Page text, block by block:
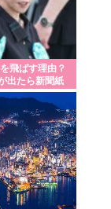
こども家庭庁
消える
国ネット
いるからアメ
がごみ箱の
補選に出馬
飛ばす理由？
出たら新聞紙
」